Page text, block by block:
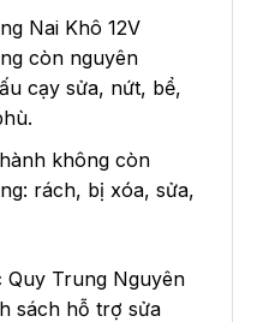
Nai Khô 12V
còn nguyên
cạy sửa, nứt, bể,
không còn
rách, bị xóa, sửa,
Trung Nguyên
sách hỗ trợ sửa